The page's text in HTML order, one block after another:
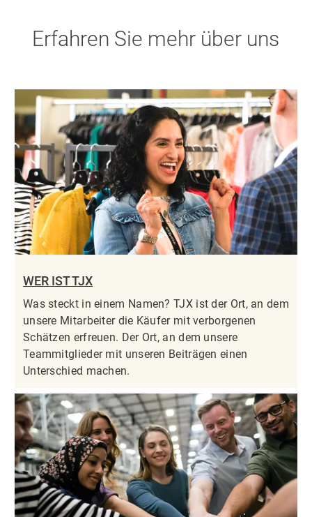
Erfahren Sie mehr über uns
WER IST TJX
Was steckt in einem Namen? TJX ist der Ort, an dem
unsere Mitarbeiter die Käufer mit verborgenen
Schätzen erfreuen. Der Ort, an dem unsere
Teammitglieder mit unseren Beiträgen einen
Unterschied machen.